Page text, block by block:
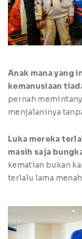
Anak mana yang
kemanusiaan
pernah
menjalaninya
Luka mereka
masih saja
kematian bukan
terlalu lama